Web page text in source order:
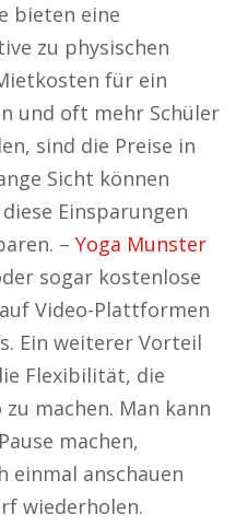
bieten eine
zu physischen
für ein
und oft mehr Schüler
sind die Preise in
Sicht können
Einsparungen
– Yoga Munster
sogar kostenlose
Video-Plattformen
Ein weiterer Vorteil
Flexibilität, die
machen. Man kann
machen,
einmal anschauen
wiederholen.